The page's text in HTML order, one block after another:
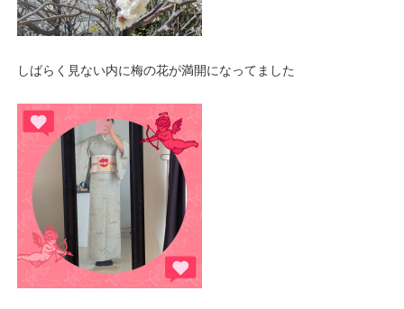
しばらく見ない内に梅の花が満開になってました